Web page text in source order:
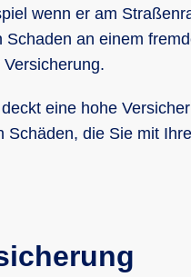
wenn er am
an einem
eine hohe
Schäden, die Sie mit